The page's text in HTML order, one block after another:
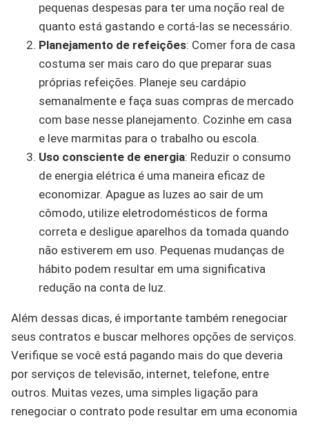
pequenas despesas para ter uma noção real de
quanto está gastando e cortá-las se necessário.
Planejamento de refeições: Comer fora de casa
costuma ser mais caro do que preparar suas
próprias refeições. Planeje seu cardápio
semanalmente e faça suas compras de mercado
com base nesse planejamento. Cozinhe em casa
e leve marmitas para o trabalho ou escola.
Uso consciente de energia: Reduzir o consumo
de energia elétrica é uma maneira eficaz de
economizar. Apague as luzes ao sair de um
cômodo, utilize eletrodomésticos de forma
correta e desligue aparelhos da tomada quando
não estiverem em uso. Pequenas mudanças de
hábito podem resultar em uma significativa
redução na conta de luz.
Além dessas dicas, é importante também renegociar
seus contratos e buscar melhores opções de serviços.
Verifique se você está pagando mais do que deveria
por serviços de televisão, internet, telefone, entre
outros. Muitas vezes, uma simples ligação para
renegociar o contrato pode resultar em uma economia